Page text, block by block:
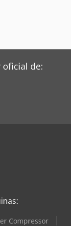
oficial de:
Compressor